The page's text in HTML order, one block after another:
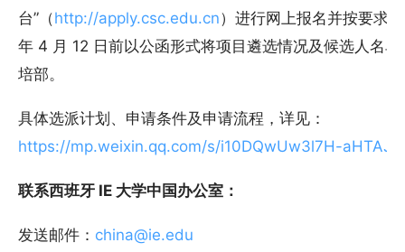
台”（http://apply.csc.edu.cn）进行网上报名并按要求
年 4 月 12 日前以公函形式将项目遴选情况及候选人名
培部。
具体选派计划、申请条件及申请流程，详见：
https://mp.weixin.qq.com/s/i10DQwUw3l7H-
联系西班牙 IE 大学中国办公室：
发送邮件： china@ie.edu